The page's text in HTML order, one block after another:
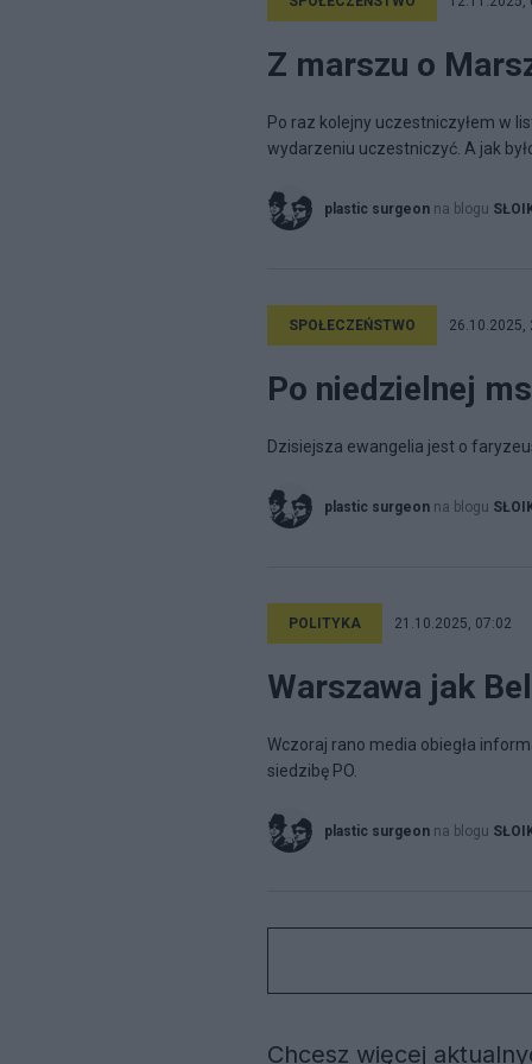
Z marszu o
Po raz kolejny uczestniczyłem w
wydarzeniu uczestniczyć. A jak
plastic surgeon na blogu
SPOŁECZEŃSTWO 26.10.2025,
Po niedzielnej
Dzisiejsza ewangelia jest o
plastic surgeon na blogu
POLITYKA 21.10.2025, 07:02
Warszawa jak
Wczoraj rano media obiegła
siedzibę PO.
plastic surgeon na blogu
Chcesz więcej